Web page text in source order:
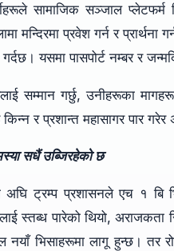
सामाजिक सञ्जाल
मन्दिरमा प्रवेश गर्न र
गर्दछ। यसमा पासपोर्ट नम्बर र
सम्मान गर्छु, उनीहरूका
र प्रशान्त महासागर पार
सधैं उब्जिरहेको छ
अघि ट्रम्प प्रशासनले एच १ बि
स्तब्ध पारेको थियो, अराजकता
भिसाहरूमा लागू हुन्छ। तर